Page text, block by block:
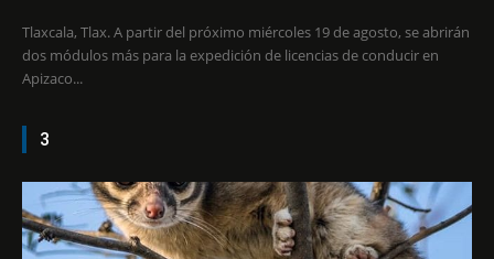
Tlaxcala, Tlax. A partir del próximo miércoles 19 de agosto, se abrirán
dos módulos más para la expedición de licencias de conducir en
Apizaco...
3